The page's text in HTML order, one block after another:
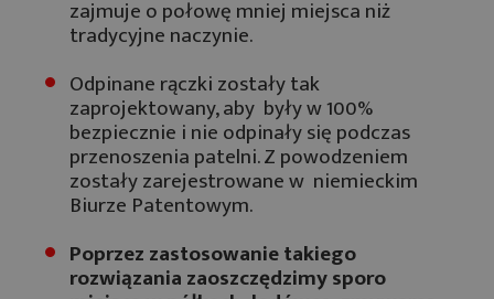
zajmuje o połowę mniej miejsca niż
tradycyjne naczynie.
Odpinane rączki zostały tak
zaprojektowany, aby były w 100%
bezpiecznie i nie odpinały się podczas
przenoszenia patelni. Z powodzeniem
zostały zarejestrowane w niemieckim
Biurze Patentowym.
Poprzez zastosowanie takiego
rozwiązania zaoszczędzimy sporo